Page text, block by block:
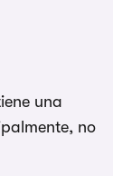
una
no